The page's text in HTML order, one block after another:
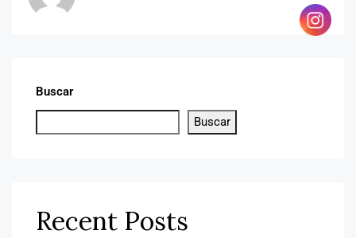
Buscar
Buscar
Recent Posts